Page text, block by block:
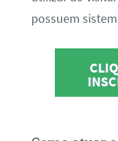
possuem